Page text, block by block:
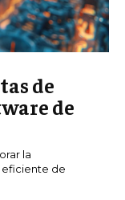
de
de
la
eficiente de